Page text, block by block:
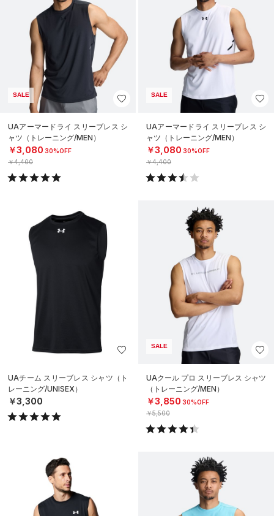
SALE
UAアーマードライ スリーブレス シ
ャツ（トレーニング/MEN）
￥3,080 30%OFF
￥4,400
SALE
UAアーマードライ スリーブレス シ
ャツ（トレーニング/MEN）
￥3,080 30%OFF
￥4,400
UAチーム スリーブレス シャツ（ト
レーニング/UNISEX）
￥3,300
SALE
UAクール プロ スリーブレス シャツ
（トレーニング/MEN）
￥3,850 30%OFF
￥5,500